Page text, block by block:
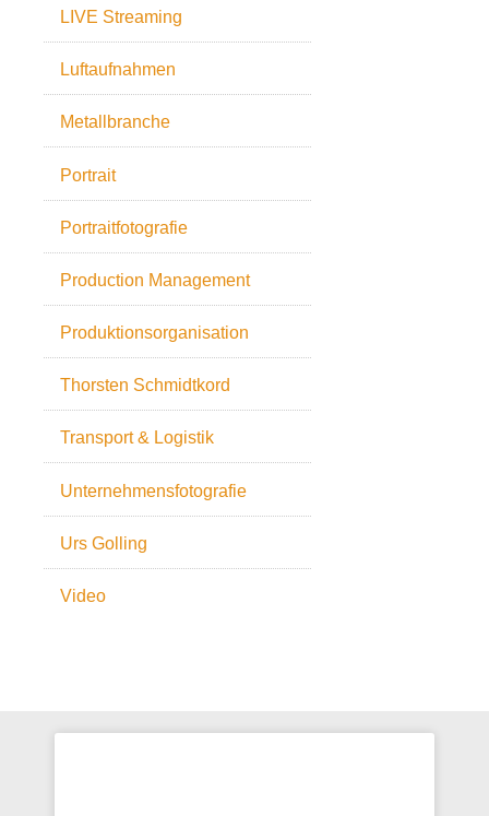
LIVE Streaming
Luftaufnahmen
Metallbranche
Portrait
Portraitfotografie
Production Management
Produktionsorganisation
Thorsten Schmidtkord
Transport & Logistik
Unternehmensfotografie
Urs Golling
Video